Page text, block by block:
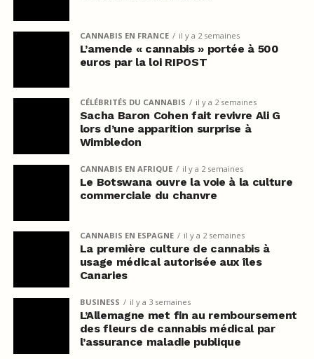
CANNABIS EN FRANCE il y a 2 semaines
L’amende « cannabis » portée à 500
euros par la loi RIPOST
CÉLÉBRITÉS DU CANNABIS il y a 2 semaines
Sacha Baron Cohen fait revivre Ali G
lors d’une apparition surprise à
Wimbledon
CANNABIS EN AFRIQUE il y a 2 semaines
Le Botswana ouvre la voie à la culture
commerciale du chanvre
CANNABIS EN ESPAGNE il y a 2 semaines
La première culture de cannabis à
usage médical autorisée aux îles
Canaries
BUSINESS il y a 3 semaines
L’Allemagne met fin au remboursement
des fleurs de cannabis médical par
l’assurance maladie publique